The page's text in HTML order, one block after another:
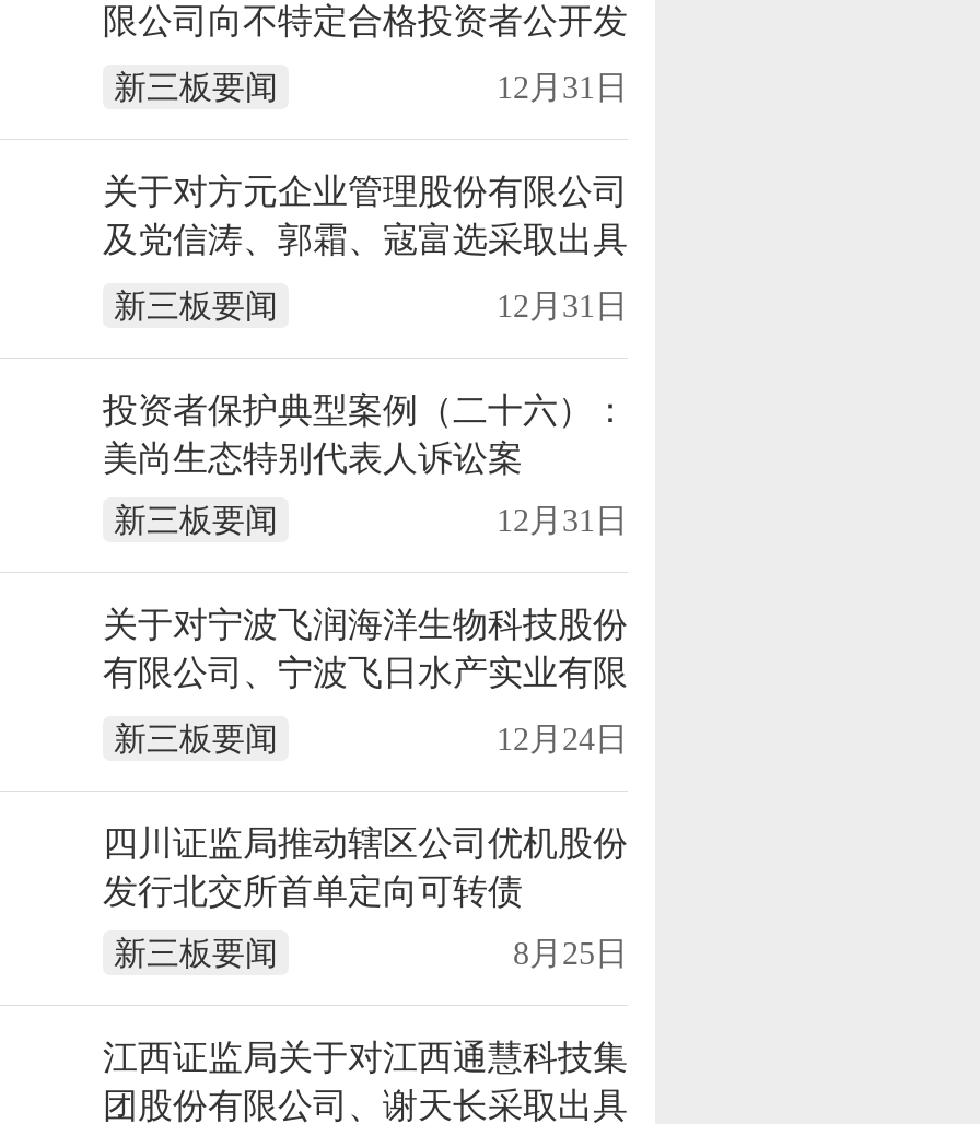
限公司向不特定合格投资者公开发
行股票注册的批复
新三板要闻 12月31日
关于对方元企业管理股份有限公司
及党信涛、郭霜、寇富选采取出具
警示函措施的决定
新三板要闻 12月31日
投资者保护典型案例（二十六）：
美尚生态特别代表人诉讼案
新三板要闻 12月31日
关于对宁波飞润海洋生物科技股份
有限公司、宁波飞日水产实业有限
公司及谢光辉、谢峰、严美奋、李
施的决定
新三板要闻 12月24日
四川证监局推动辖区公司优机股份
发行北交所首单定向可转债
新三板要闻 8月25日
江西证监局关于对江西通慧科技集
团股份有限公司、谢天长采取出具